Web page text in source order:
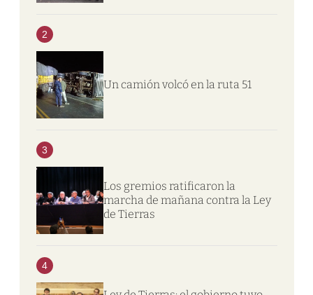
2
Un camión volcó en la ruta 51
3
Los gremios ratificaron la
marcha de mañana contra la Ley
de Tierras
4